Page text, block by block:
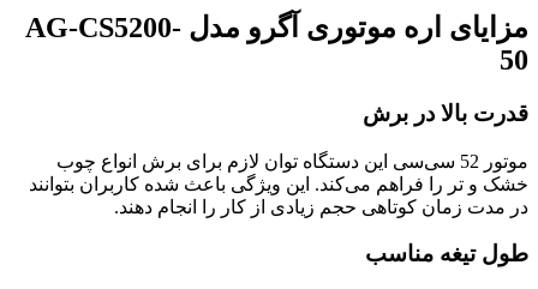
مزایای اره موتوری آگرو مدل AG-CS5200-
50
قدرت بالا در برش
موتور 52 سی‌سی این دستگاه توان لازم برای برش انواع چوب
خشک و تر را فراهم می‌کند. این ویژگی باعث شده کاربران بتوانند
در مدت زمان کوتاهی حجم زیادی از کار را انجام دهند.
طول تیغه مناسب